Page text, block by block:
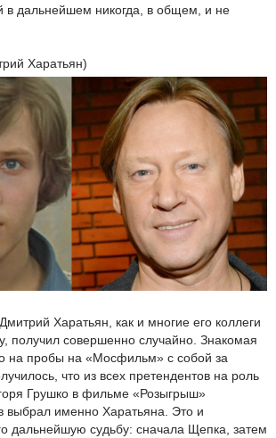
в дальнейшем никогда, в общем, и не
Харатьян)
Харатьян, как и многие его коллеги
получил совершенно случайно. Знакомая
на пробы на «Мосфильм» с собой за
что из всех претендентов на роль
Грушко в фильме «Розыгрыш»
именно Харатьяна. Это и
дальнейшую судьбу: сначала Щепка, затем